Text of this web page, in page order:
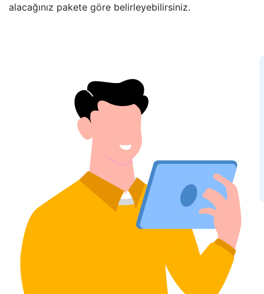
alacağınız pakete göre belirleyebilirsiniz.